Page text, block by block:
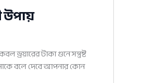
উপায়
ড্রয়ারের টাকা গুনে সন্তুষ্ট
বলে দেবে আপনার কোন